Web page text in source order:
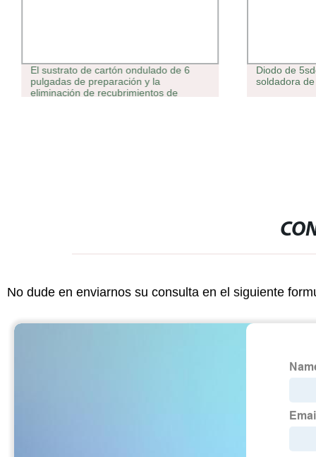
El sustrato de cartón ondulado de 6
pulgadas de preparación y la
eliminación de recubrimientos de
Diodo de
soldadora
No dude en enviarnos su consulta en el siguiente